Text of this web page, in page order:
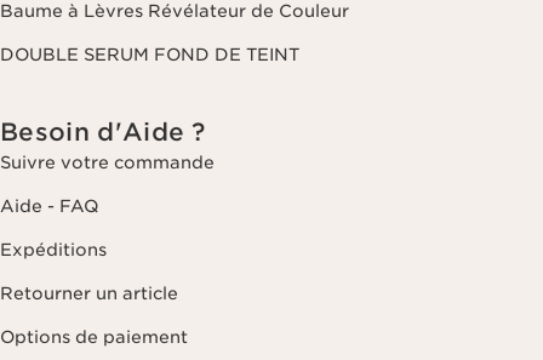
Baume à Lèvres Révélateur de Couleur
DOUBLE SERUM FOND DE TEINT
Besoin d'Aide ?
Suivre votre commande
Aide - FAQ
Expéditions
Retourner un article
Options de paiement